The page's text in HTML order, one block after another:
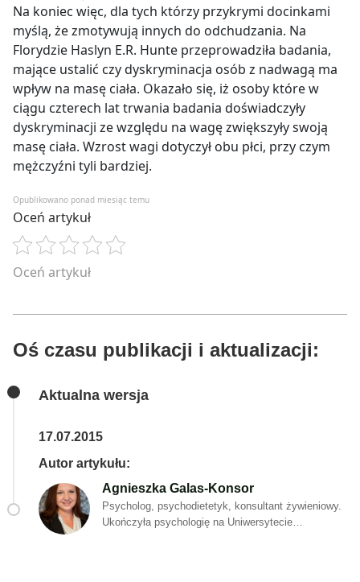
Na koniec więc, dla tych którzy przykrymi docinkami
myślą, że zmotywują innych do odchudzania. Na
Florydzie Haslyn E.R. Hunte przeprowadziła badania,
mające ustalić czy dyskryminacja osób z nadwagą ma
wpływ na masę ciała. Okazało się, iż osoby które w
ciągu czterech lat trwania badania doświadczyły
dyskryminacji ze względu na wagę zwiększyły swoją
masę ciała. Wzrost wagi dotyczył obu płci, przy czym
mężczyźni tyli bardziej.
Opublikowano ponad miesiąc temu
Oceń artykuł
Oceń artykuł
Oś czasu publikacji i aktualizacji:
Aktualna wersja
17.07.2015
Autor artykułu:
Agnieszka Galas-Konsor
Psycholog, psychodietetyk, konsultant żywieniowy.
Ukończyła psychologię na Uniwersytecie